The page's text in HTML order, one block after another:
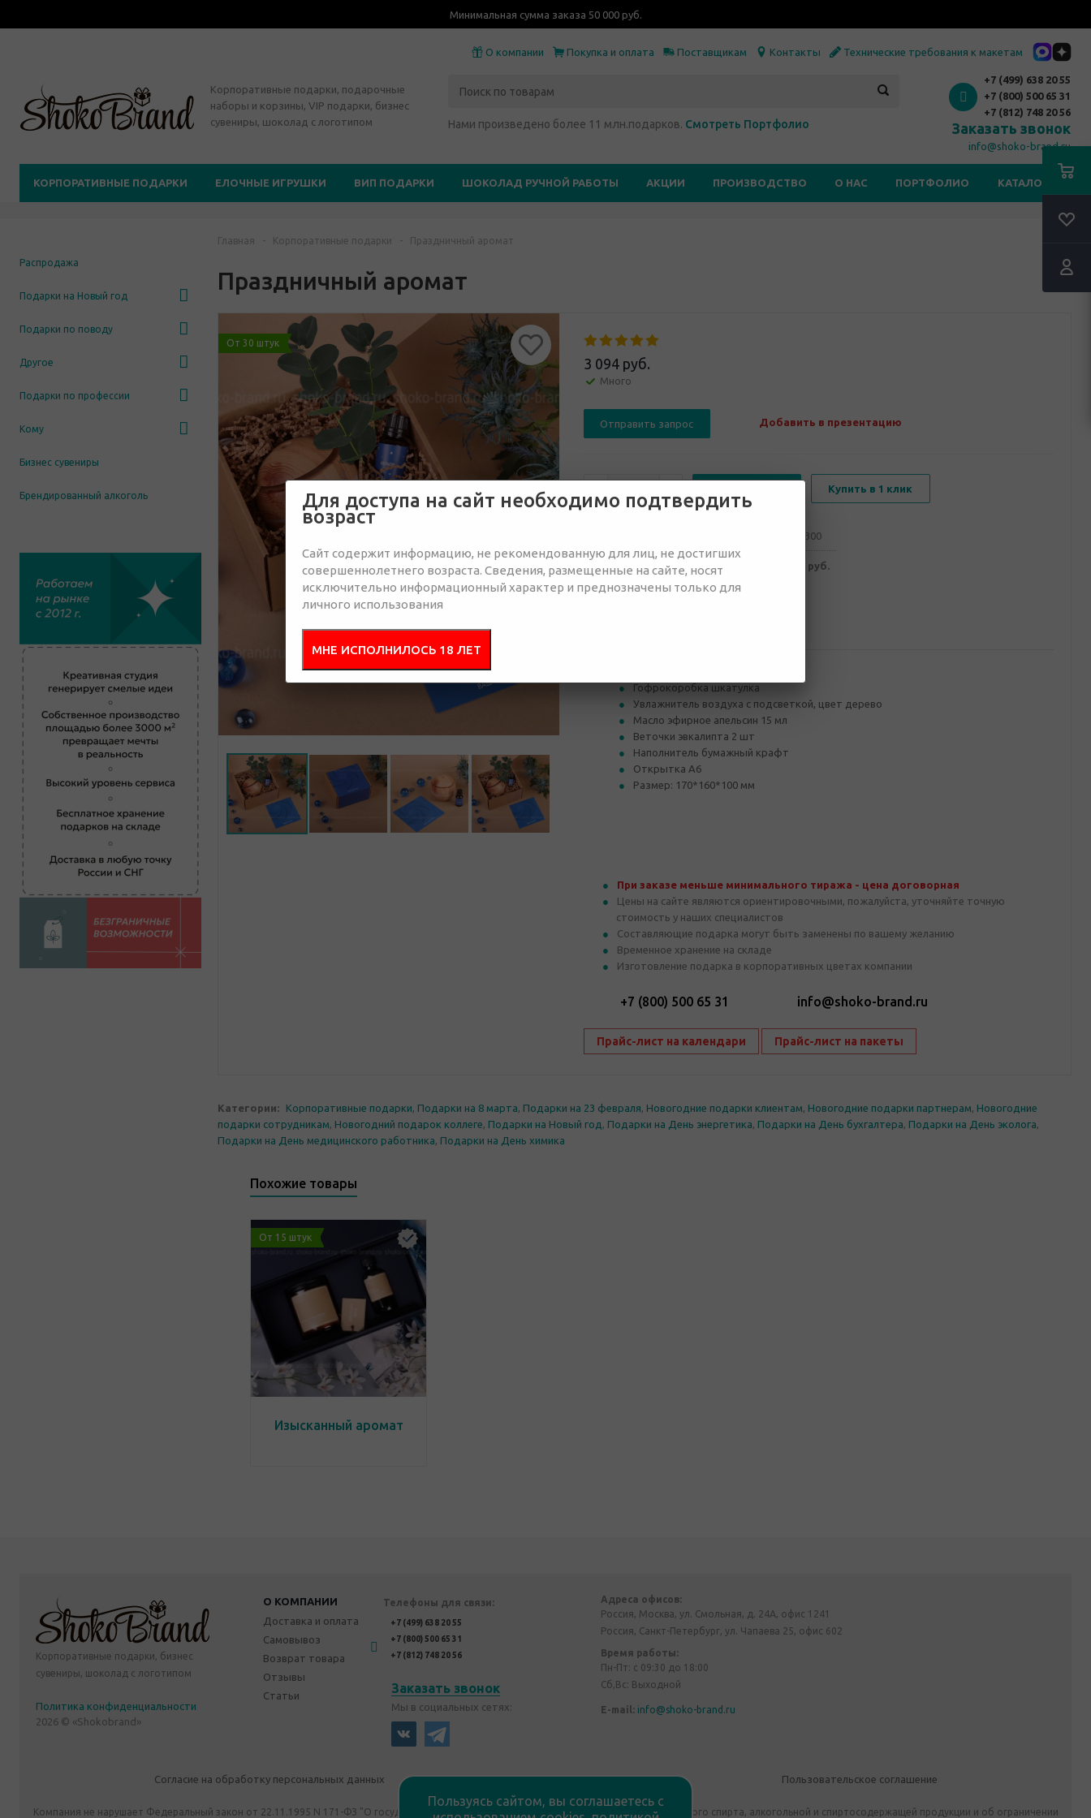
Минимальная сумма заказа 50 000 руб.
О компании Покупка и оплата Поставщикам Контакты Технические требования к макетам
Корпоративные подарки, подарочные
наборы и корзины, VIP подарки, бизнес
сувениры, шоколад с логотипом
Нами произведено более 11 млн.подарков. Смотреть Портфолио
+7 (499) 638 20 55
+7 (800) 500 65 31
+7 (812) 748 20 56
Заказать звонок
info@shoko-brand.ru
КОРПОРАТИВНЫЕ ПОДАРКИ ЕЛОЧНЫЕ ИГРУШКИ ВИП ПОДАРКИ ШОКОЛАД РУЧНОЙ РАБОТЫ АКЦИИ ПРОИЗВОДСТВО О НАС ПОРТФОЛИО КАТАЛОГИ
Распродажа
Подарки на Новый год
Подарки по поводу
Другое
Подарки по профессии
Кому
Бизнес сувениры
Брендированный алкоголь
Главная - Корпоративные подарки - Праздничный аромат
Праздничный аромат
От 30 штук
3 094 руб.
Много
Отправить запрос Добавить в презентацию
Купить в 1 клик
от 300
3 273 руб. 3 273 руб. 3 188 руб. 3 094 руб.
Гофрокоробка шкатулка
Увлажнитель воздуха с подсветкой, цвет дерево
Масло эфирное апельсин 15 мл
Веточки эвкалипта 2 шт
Наполнитель бумажный крафт
Открытка А6
Размер: 170*160*100 мм
При заказе меньше минимального тиража - цена договорная
Цены на сайте являются ориентировочными, пожалуйста, уточняйте точную
стоимость у наших специалистов
Составляющие подарка могут быть заменены по вашему желанию
Временное хранение на складе
Изготовление подарка в корпоративных цветах компании
+7 (800) 500 65 31 info@shoko-brand.ru
Прайс-лист на календари Прайс-лист на пакеты
Категории: Корпоративные подарки, Подарки на 8 марта, Подарки на 23 февраля, Новогодние подарки клиентам, Новогодние подарки партнерам, Новогодние
подарки сотрудникам, Новогодний подарок коллеге, Подарки на Новый год , Подарки на День энергетика, Подарки на День бухгалтера, Подарки на День эколога,
Подарки на День медицинского работника, Подарки на День химика
Похожие товары
От 15 штук
Изысканный аромат
Корпоративные подарки, бизнес
сувениры, шоколад с логотипом
Политика конфиденциальности
2026 © «Shokobrand»
О КОМПАНИИ
Доставка и оплата
Самовывоз
Возврат товара
Отзывы
Статьи
Телефоны для связи:
+7 (499) 638 20 55
+7 (800) 500 65 31
+7 (812) 748 20 56
Заказать звонок
Мы в социальных сетях:
Адреса офисов:
Россия, Москва, ул. Смольная, д. 24А, офис 1241
Россия, Санкт-Петербург, ул. Чапаева 25, офис 602
Время работы:
Пн-Пт: с 09:30 до 18:00
Сб,Вс: Выходной
E-mail: info@shoko-brand.ru
Согласие на обработку персональных данных Политика конфиденциальности Пользовательское соглашение
Компания не нарушает Федеральный закон от 22.11.1995 N 171-ФЗ "О государственном регулировании производства и оборота этилового спирта, алкогольной и спиртосодержащей продукции и об ограничении
Для доступа на сайт необходимо подтвердить
возраст
Сайт содержит информацию, не рекомендованную для лиц, не достигших
совершеннолетнего возраста. Сведения, размещенные на сайте, носят
исключительно информационный характер и преднозначены только для
личного использования
МНЕ ИСПОЛНИЛОСЬ 18 ЛЕТ
Пользуясь сайтом, вы соглашаетесь с